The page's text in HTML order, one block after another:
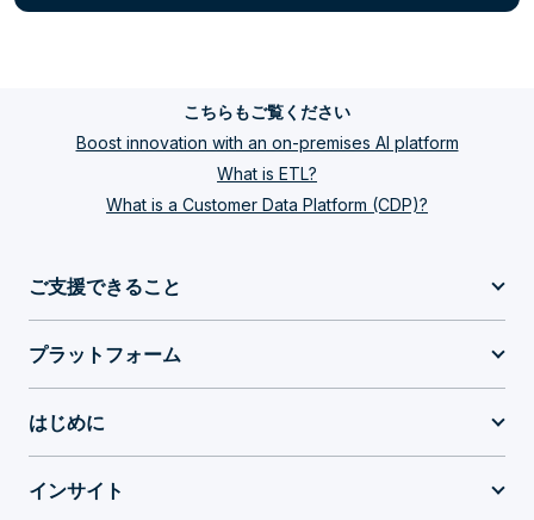
こちらもご覧ください
Boost innovation with an on-premises AI platform
What is ETL?
What is a Customer Data Platform (CDP)?
ご支援できること
プラットフォーム
はじめに
インサイト